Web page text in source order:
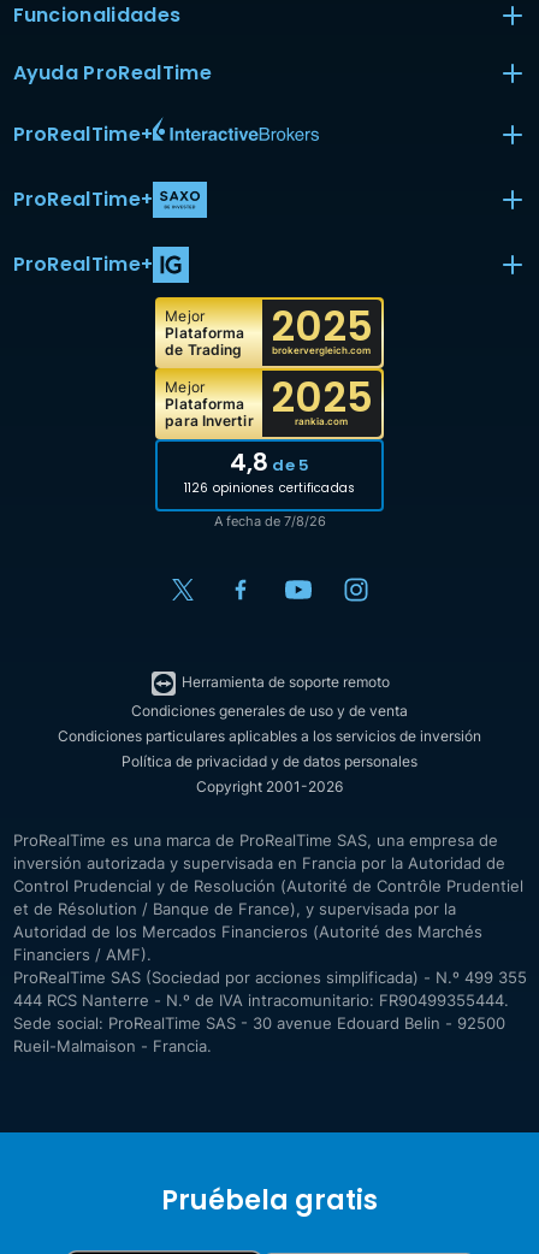
Funcionalidades
Ayuda ProRealTime
ProRealTime+
ProRealTime+
ProRealTime+
Mejor
Plataforma
de Trading
2025
brokervergleich.com
Mejor
Plataforma
para Invertir
2025
rankia.com
4,8 de 5
1126 opiniones certificadas
A fecha de 7/8/26
Herramienta de soporte remoto
Condiciones generales de uso y de venta
Condiciones particulares aplicables a los servicios de inversión
Política de privacidad y de datos personales
Copyright 2001-2026
ProRealTime es una marca de ProRealTime SAS, una empresa de
inversión autorizada y supervisada en Francia por la Autoridad de
Control Prudencial y de Resolución (Autorité de Contrôle Prudentiel
et de Résolution / Banque de France), y supervisada por la
Autoridad de los Mercados Financieros (Autorité des Marchés
Financiers / AMF).
ProRealTime SAS (Sociedad por acciones simplificada) - N.º 499 355
444 RCS Nanterre - N.º de IVA intracomunitario: FR90499355444.
Sede social: ProRealTime SAS - 30 avenue Edouard Belin - 92500
Rueil-Malmaison - Francia.
Pruébela gratis